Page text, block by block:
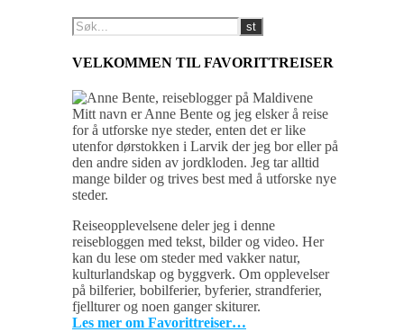
VELKOMMEN TIL FAVORITTREISER
Mitt navn er Anne Bente og jeg elsker å reise
for å utforske nye steder, enten det er like
utenfor dørstokken i Larvik der jeg bor eller på
den andre siden av jordkloden. Jeg tar alltid
mange bilder og trives best med å utforske nye
steder.
Reiseopplevelsene deler jeg i denne
reisebloggen med tekst, bilder og video. Her
kan du lese om steder med vakker natur,
kulturlandskap og byggverk. Om opplevelser
på bilferier, bobilferier, byferier, strandferier,
fjellturer og noen ganger skiturer.
Les mer om Favorittreiser…